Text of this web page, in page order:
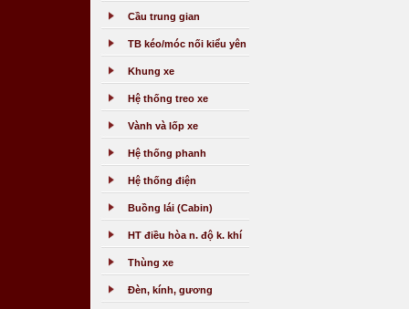
Cầu trung gian
TB kéo/móc nối kiểu yên
Khung xe
Hệ thống treo xe
Vành và lốp xe
Hệ thống phanh
Hệ thống điện
Buồng lái (Cabin)
HT điều hòa n. độ k. khí
Thùng xe
Đèn, kính, gương